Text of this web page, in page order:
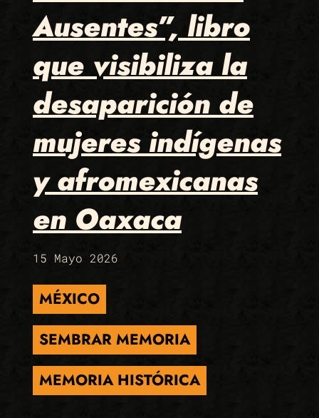
Ausentes”, libro
que visibiliza la
desaparición de
mujeres indígenas
y afromexicanas
en Oaxaca
15 Mayo 2026
MÉXICO
SEMBRAR MEMORIA
MEMORIA HISTÓRICA